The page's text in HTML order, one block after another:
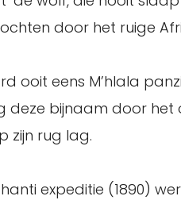
door het ruige
ooit eens M’hlala
deze bijnaam door
zijn rug lag.
expeditie (1890)